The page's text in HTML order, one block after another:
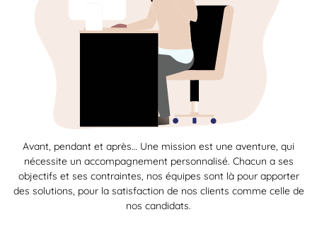
Avant, pendant et après… Une mission est une aventure, qui
nécessite un accompagnement personnalisé. Chacun a ses
objectifs et ses contraintes, nos équipes sont là pour apporter
des solutions, pour la satisfaction de nos clients comme celle de
nos candidats.